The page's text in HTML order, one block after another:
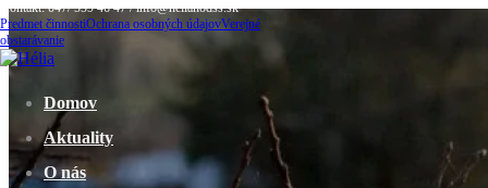
Kontakt: 047/ 559 46 47 / info@helianodss.sk
Predmet činnostiOchrana osobných údajovVerejné
obstarávanie
Domov
Aktuality
O nás